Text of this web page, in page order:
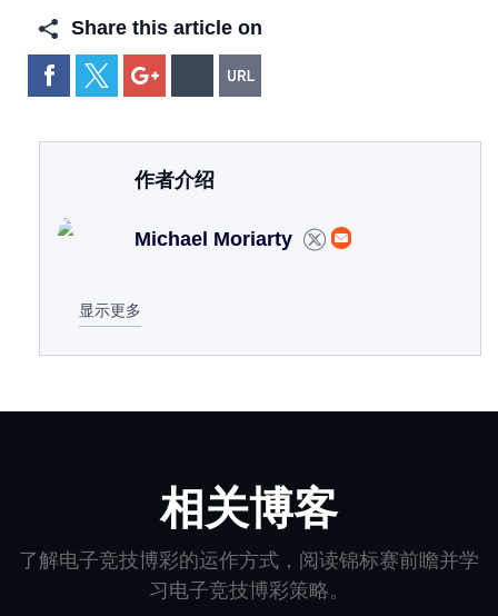
Share this article on
作者介绍
Michael Moriarty
显示更多
相关博客
了解电子竞技博彩的运作方式，阅读锦标赛前瞻并学
习电子竞技博彩策略。